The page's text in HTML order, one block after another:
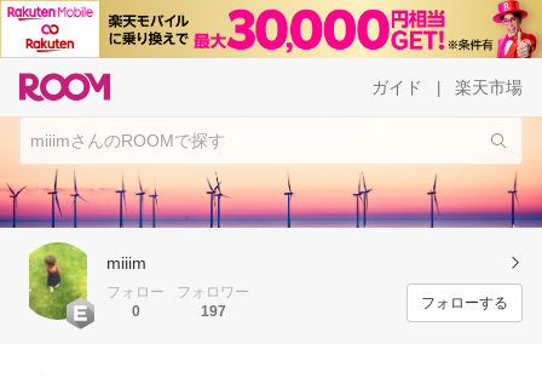
ガイド 楽天市場
miiim
フォロー
0
フォロワー
197
フォローする